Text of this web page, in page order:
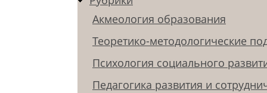
Акмеология образования
Теоретико-методологические
Психология социального
Педагогика развития и